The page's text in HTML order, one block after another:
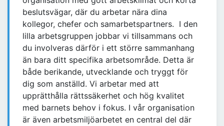
beslutsvägar, där du arbetar nära dina
kollegor, chefer och samarbetspartners. I den
lilla arbetsgruppen jobbar vi tillsammans och
du involveras därför i ett större sammanhang
än bara ditt specifika arbetsområde. Detta är
både berikande, utvecklande och tryggt för
dig som anställd. Vi arbetar med att
upprätthålla rättssäkerhet och hög kvalitet
med barnets behov i fokus. I vår organisation
är även arbetsmiljöarbetet en central del där